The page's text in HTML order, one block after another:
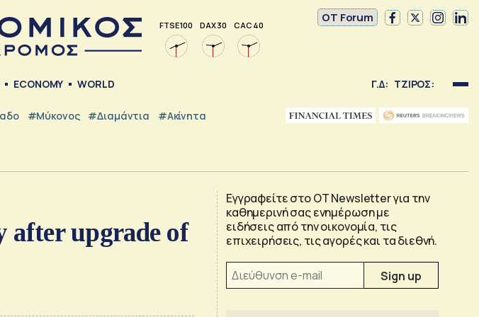
FTSE 100 DAX 30 CAC 40
OT Forum
ECONOMY WORLD Γ.Δ: ΤΖΙΡΟΣ:
#Μύκονος #Διαμάντια #Ακίνητα
after upgrade of
Εγγραφείτε στο OT Newsletter για την
καθημερινή σας ενημέρωση με
ειδήσεις από την οικονομία, τις
επιχειρήσεις, τις αγορές και τα διεθνή.